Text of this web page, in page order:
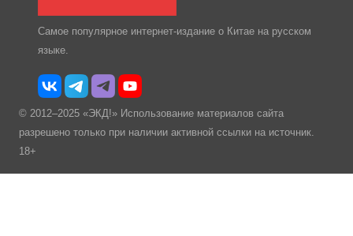
Самое популярное интернет-издание о Китае на русском
языке.
© 2012–2025 «ЭКД!» Использование материалов сайта
разрешено только при наличии активной ссылки на источник.
18+